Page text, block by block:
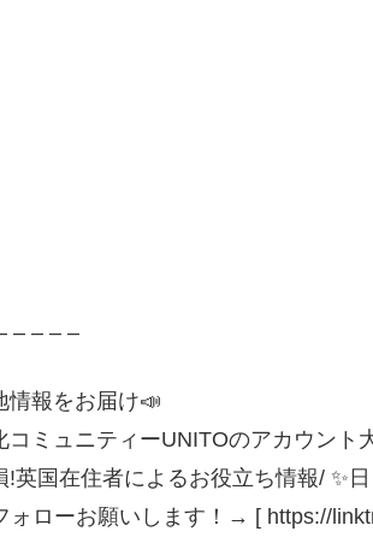
– – – –
情報をお届け📣
コミュニティーUNITOのアカウン
!英国在住者によるお役立ち情報/ ✨
ォローお願いします！→ [ https://